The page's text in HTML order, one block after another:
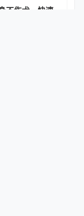
不伤犬，快速